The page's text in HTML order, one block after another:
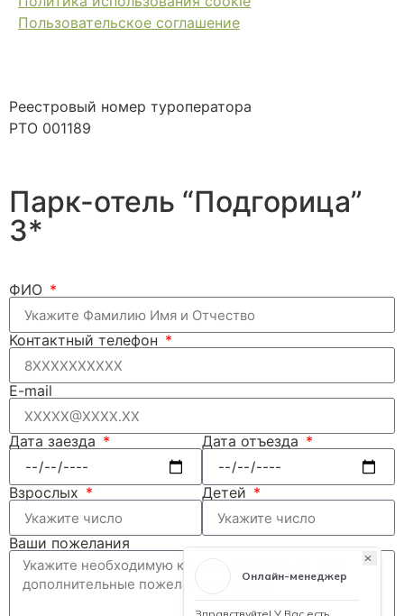
Реестровый номер туроператора
РТО 001189
Пользовательское соглашение
Парк-отель “Подгорица”
3*
ФИО
Контактный телефон
E-mail
Дата заезда Дата отъезда
Взрослых Детей
Ваши пожелания